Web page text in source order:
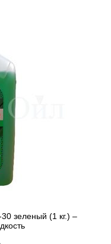
зеленый (1 кг.) –